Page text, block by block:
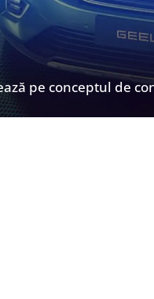
pe conceptul de